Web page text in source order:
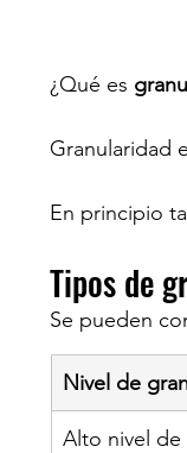
¿Qué es
Granularidad
En principio
Tipos de
Se pueden
Nivel de
Alto nivel de